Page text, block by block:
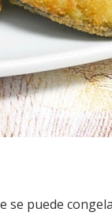
puede